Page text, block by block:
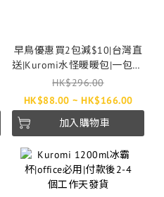
早鳥優惠買2包減$10|台灣直
送|Kuromi水怪暖暖包|一包10
片|付款報2-4個工作天發貨
HK$296.00
HK$88.00 ~ HK$166.00
加入購物車